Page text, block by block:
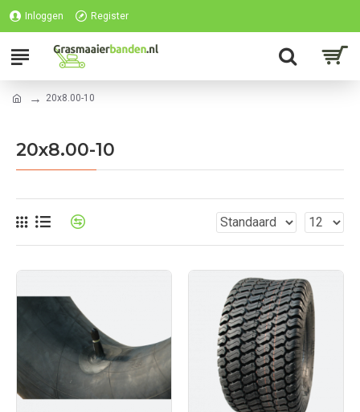
Inloggen Register
20x8.00-10
20x8.00-10